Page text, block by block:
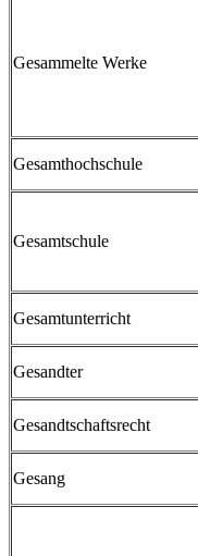
Gesammelte Werke
Gesamthochschule
Gesamtschule
Gesamtunterricht
Gesandter
Gesandtschaftsrecht
Gesang